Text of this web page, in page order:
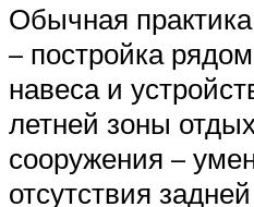
Обычная
– постройка
навеса и
летней зоны
сооружения –
отсутствия